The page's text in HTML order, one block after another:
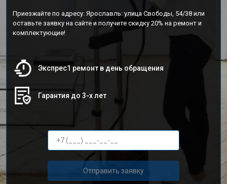
Приезжайте по адресу: Ярославль: улица Свободы, 54/38 или
оставьте заявку на сайте и получите скидку 20% на ремонт и
комплектующие!
Экспрес1 ремонт в день обращения
Гарантия до 3-х лет
Отправить заявку